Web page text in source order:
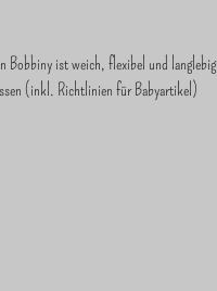
Bobbiny ist weich, flexibel und
(inkl. Richtlinien für Babyartikel)